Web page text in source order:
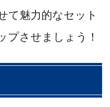
て魅力的なセット
プさせましょう！